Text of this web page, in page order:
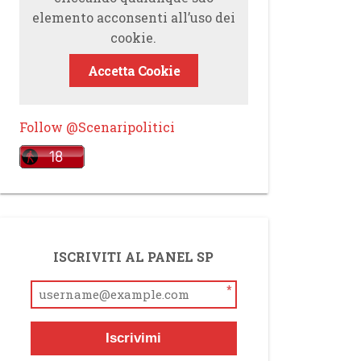
elemento acconsenti all’uso dei
cookie.
Accetta Cookie
Follow @Scenaripolitici
ISCRIVITI AL PANEL SP
*
Iscrivimi